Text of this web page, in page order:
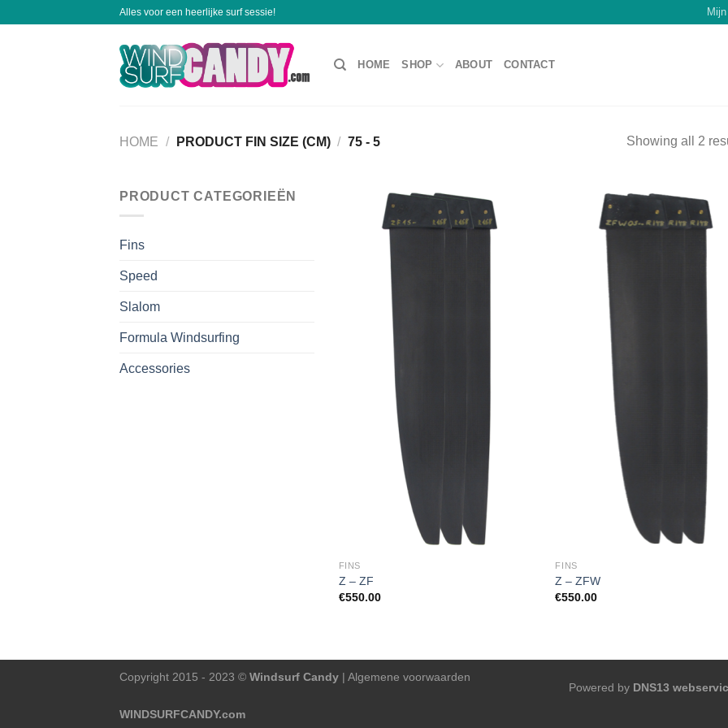
Alles voor een heerlijke surf sessie!
HOME SHOP ABOUT CONTACT
HOME / PRODUCT FIN SIZE (CM) / 75 - 5 Showing all 2
PRODUCT CATEGORIEËN
Fins
Speed
Slalom
Formula Windsurfing
Accessories
Add to
FINS
Z – ZF
€550.00
FINS
Z – ZFW
€550.00
Powered by DNS13
Copyright 2015 - 2023 © Windsurf Candy | Algemene voorwaarden
WINDSURFCANDY.com